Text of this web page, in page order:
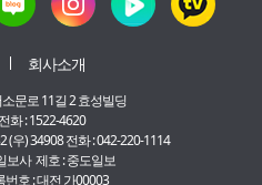
회사소개
문로 11길 2 효성빌딩
화 : 1522-4620
우) 34908 전화 : 042-220-1114
보사 제호 : 중도일보
호 : 대전 가00003